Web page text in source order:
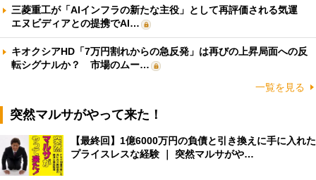
三菱重工が「AIインフラの新たな主役」として再評価される気運
エヌビディアとの提携でAI…
キオクシアHD「7万円割れからの急反発」は再びの上昇局面への反
転シグナルか？ 市場のムー…
一覧を見る
突然マルサがやって来た！
【最終回】1億6000万円の負債と引き換えに手に入れた
プライスレスな経験 ｜ 突然マルサがや…